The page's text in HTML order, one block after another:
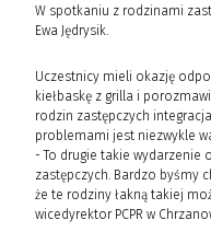
W spotkaniu z rodzinami
Ewa Jędrysik.
Uczestnicy mieli okazję
kiełbaskę z grilla i
rodzin zastępczych
problemami jest niezwykle
- To drugie takie wydarzenie
zastępczych. Bardzo byśmy
że te rodziny łakną takiej
wicedyrektor PCPR w